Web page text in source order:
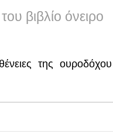
βιβλίο όνειρο
της